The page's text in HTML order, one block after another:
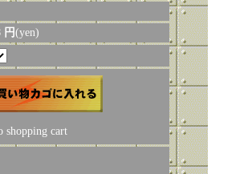
円(yen)
shopping cart